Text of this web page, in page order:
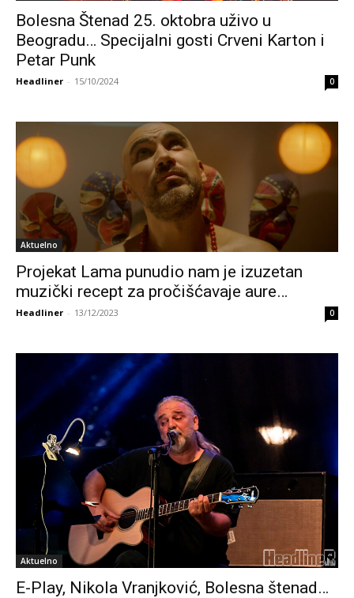
Bolesna Štenad 25. oktobra uživo u
Beogradu… Specijalni gosti Crveni Karton i
Petar Punk
Headliner - 15/10/2024 0
Aktuelno
Projekat Lama punudio nam je izuzetan
muzički recept za pročišćavaje aure…
Headliner - 13/12/2023 0
Aktuelno
E-Play, Nikola Vranjković, Bolesna štenad…